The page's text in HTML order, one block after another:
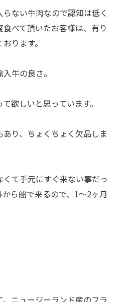
ない牛肉なので認知は低く
べて頂いたお客様は、有り
ります。
牛の良さ。
欲しいと思っています。
り、ちょくちょく欠品しま
て手元にすぐ来ない事だっ
ら船で来るので、1〜2ヶ月
ニュージーランド産のフラ